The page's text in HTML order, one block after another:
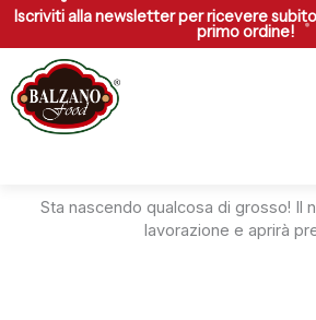
Vai
contenuto
Iscriviti alla newsletter per ricevere
primo ordine!
Sta nascendo qualcosa di grosso! Il
lavorazione e aprirà